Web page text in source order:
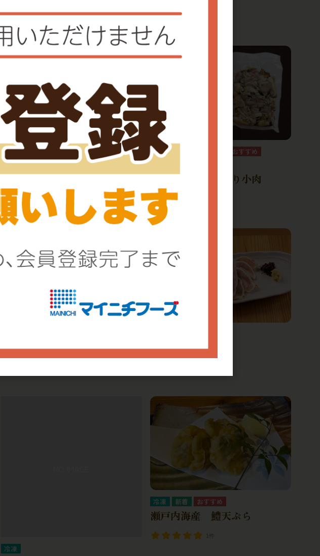
冷凍 自社製造
【訳あり】赤鶏肩肉(ムネ皮入)
冷凍
【訳あり】赤鶏炙り小肉
浜ゆで牡蠣 妻地鶏むねたたき
冷凍
冷凍
瀬戸内海産 鱧天ぷら